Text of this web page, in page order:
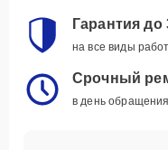
Гарантия до
на все виды
Срочный
в день